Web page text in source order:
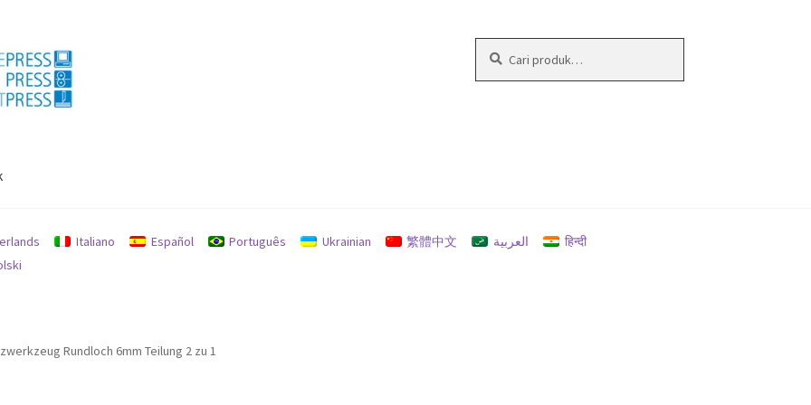
untuk:
Italiano Español Português Ukrainian 繁體中文 العربية
हिन्दी
Rundloch 6mm Teilung 2 zu 1